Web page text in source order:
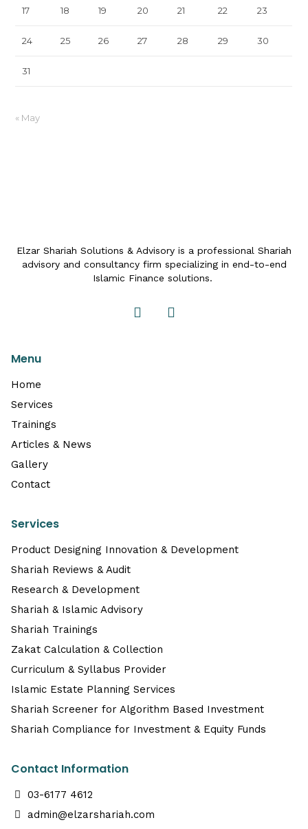
17 18 19 20 21 22 23
24 25 26 27 28 29 30
31
« May
Elzar Shariah Solutions & Advisory is a professional Shariah
advisory and consultancy firm specializing in end-to-end
Islamic Finance solutions.
Menu
Home
Services
Trainings
Articles & News
Gallery
Contact
Services
Product Designing Innovation & Development
Shariah Reviews & Audit
Research & Development
Shariah & Islamic Advisory
Shariah Trainings
Zakat Calculation & Collection
Curriculum & Syllabus Provider
Islamic Estate Planning Services
Shariah Screener for Algorithm Based Investment
Shariah Compliance for Investment & Equity Funds
Contact Information
03-6177 4612
admin@elzarshariah.com